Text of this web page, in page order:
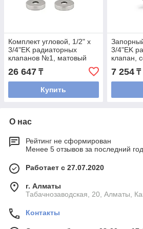
Комплект угловой, 1/2" x
3/4"EK радиаторных
клапанов №1, матовый
26 647 ₸
Купить
3/4"EK
клапан,
7 254₸
О нас
Рейтинг не сформирован
Менее 5 отзывов за последний год
Работает с 27.07.2020
г. Алматы
Табачнозаводская, 20, Алматы,
Контакты